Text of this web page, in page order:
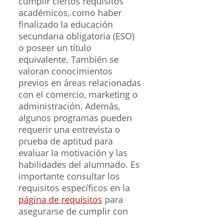
académicos, como haber
finalizado la educación
secundaria obligatoria (ESO)
o poseer un título
equivalente. También se
valoran conocimientos
previos en áreas relacionadas
con el comercio, marketing o
administración. Además,
algunos programas pueden
requerir una entrevista o
prueba de aptitud para
evaluar la motivación y las
habilidades del alumnado. Es
importante consultar los
requisitos específicos en la
página de requisitos para
asegurarse de cumplir con